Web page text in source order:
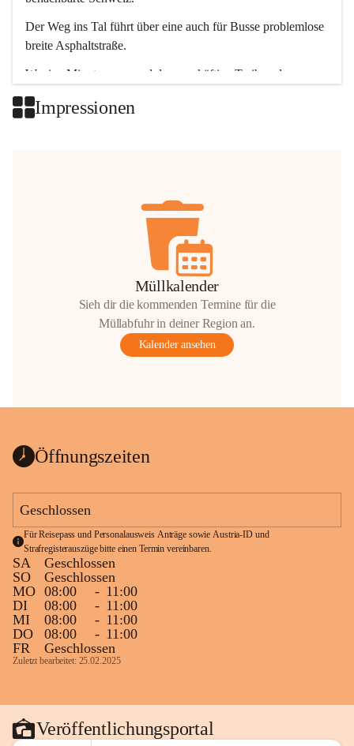
Der Weg ins Tal führt über eine auch für Busse problemlose
breite Asphaltstraße.
Wenige Minuten nur, und das geschäftige Treiben der
Impressionen
Müllkalender
Sieh dir die kommenden Termine für die
Müllabfuhr in deiner Region an.
Kalender ansehen
Öffnungszeiten
Geschlossen
Für Reisepass und Personalausweis Anträge sowie Austria-ID und
Strafregisterauszüge bitte einen Termin vereinbaren.
SA
Geschlossen
SO
Geschlossen
MO 08:00 - 11:00
DI
08:00 - 11:00
MI
08:00 - 11:00
DO
08:00 - 11:00
FR
Geschlossen
Zuletzt bearbeitet: 25.02.2025
Veröffentlichungsportal